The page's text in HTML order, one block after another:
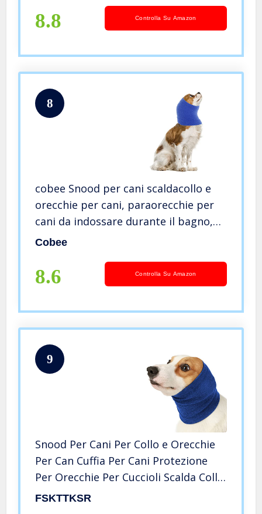
di Taglia Medio – Grande (Beige)
8.8 Controlla Su Amazon
8
cobee Snood per cani scaldacollo e
orecchie per cani, paraorecchie per
cani da indossare durante il bagno,
toelettatura, impermeabile,
calma(S)
Cobee
8.6 Controlla Su Amazon
9
Snood Per Cani Per Collo e Orecchie
Per Can Cuffia Per Cani Protezione
Per Orecchie Per Cuccioli Scalda Collo
e Orecchie Per Cani Protezione Da
FSKTTKSR